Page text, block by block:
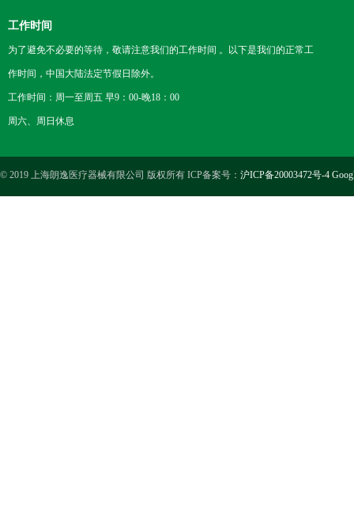
工作时间
为了避免不必要的等待，敬请注意我们的工作时间 。以下是我们的正常工
作时间，中国大陆法定节假日除外。
工作时间：周一至周五 早9：00-晚18：00
周六、周日休息
© 2019 上海朗逸医疗器械有限公司 版权所有 ICP备案号： 沪ICP备20003472号-4